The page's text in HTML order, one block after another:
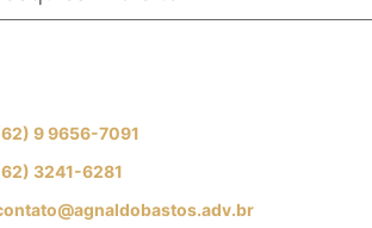
9 9656-7091
3241-6281